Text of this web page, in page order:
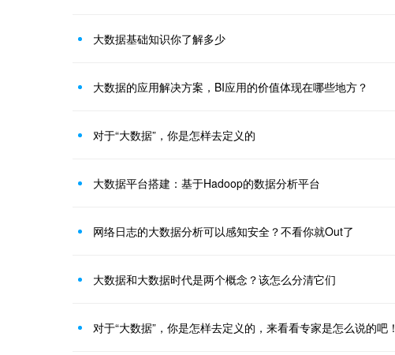
大数据基础知识你了解多少
大数据的应用解决方案，BI应用的价值体现在哪些地方？
对于“大数据”，你是怎样去定义的
大数据平台搭建：基于Hadoop的数据分析平台
网络日志的大数据分析可以感知安全？不看你就Out了
大数据和大数据时代是两个概念？该怎么分清它们
对于“大数据”，你是怎样去定义的，来看看专家是怎么说的吧！